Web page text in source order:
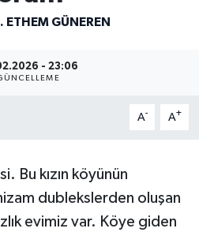
ETHEM GÜNEREN
- 23:06
A- A+
Bu kızın köyünün
dublekslerden oluşan
evimiz var. Köye giden